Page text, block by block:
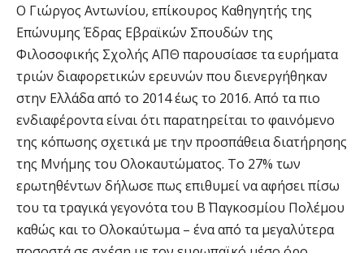
O Γιώργος Αντωνίου, επίκουρος Καθηγητής της
Επώνυμης Έδρας Εβραϊκών Σπουδών της
Φιλοσοφικής Σχολής ΑΠΘ παρουσίασε τα ευρήματα
τριών διαφορετικών ερευνών που διενεργήθηκαν
στην Ελλάδα από το 2014 έως το 2016. Από τα πιο
ενδιαφέροντα είναι ότι παρατηρείται το φαινόμενο
της κόπωσης σχετικά με την προσπάθεια διατήρησης
της Μνήμης του Ολοκαυτώματος. Το 27% των
ερωτηθέντων δήλωσε πως επιθυμεί να αφήσει πίσω
του τα τραγικά γεγονότα του Β΄ Παγκοσμίου Πολέμου
καθώς και το Ολοκαύτωμα – ένα από τα μεγαλύτερα